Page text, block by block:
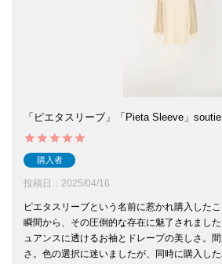
「ピエタスリーブ」「Pieta Sleeve」
購入者
投稿日 2025/04/16
ピエタスリーブという名前に惹かれ購入した
瞬間から、その圧倒的な存在に魅了されまし
ュアンスに透けるお袖とドレープの美しさ。
さ。色の選択に迷いましたが、同時に購入し